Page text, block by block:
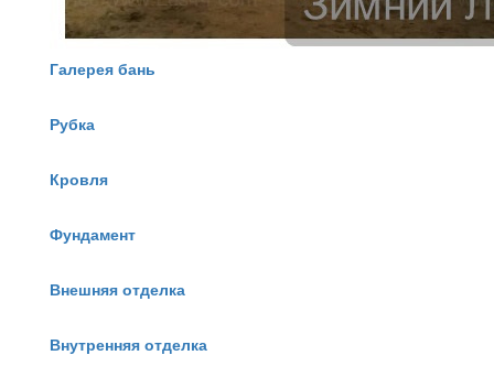
Галерея бань
Рубка
Кровля
Фундамент
Внешняя отделка
Внутренняя отделка